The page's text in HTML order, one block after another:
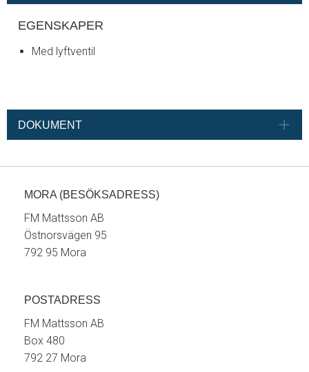
EGENSKAPER
Med lyftventil
DOKUMENT
MORA (BESÖKSADRESS)
FM Mattsson AB
Östnorsvägen 95
792 95 Mora
POSTADRESS
FM Mattsson AB
Box 480
792 27 Mora